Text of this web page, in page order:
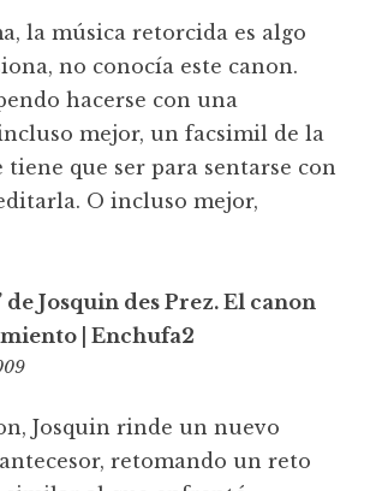
la música retorcida es algo
no conocía este canon.
hacerse con una
mejor, un facsimil de la
que ser para sentarse con
O incluso mejor,
de Josquin des Prez. El canon
| Enchufa2
19:23
Josquin rinde un nuevo
retomando un reto